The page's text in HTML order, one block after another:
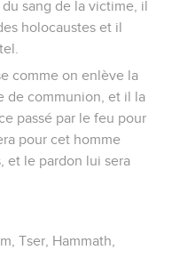
sang de la victime, il
holocaustes et il
comme on enlève la
de communion, et il la
passé par le feu pour
pour cet homme
et le pardon lui sera
Tser, Hammath,